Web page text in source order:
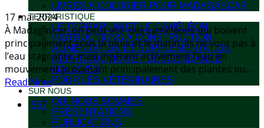
LIVRES À COLORIER POUR MADAGASCAR
TERRARISTIQUE
LE TERRARIUM ET LE CAMÉLÉON
INSTRUCTIONS À CONSTRUCTION
ALIMENTATION ET SUPPLEMENTATION
REPRODUCTION ET DESCENDANCE
MALADIES
POUR LES VÉTÉRINAIRES
SUR NOUS
QUI NOUS SOMMES
PRÉSENTATIONS
PUBLICATIONS
17 mai 2024
À Madagascar, on peut voir des caméléons qui boivent
principalement sous la pluie et le matin. Ils ne vont pas à
l’eau stagnante, mais ingèrent activement l’eau en
mouvement provenant principalement des plantes ou...
Read More
957